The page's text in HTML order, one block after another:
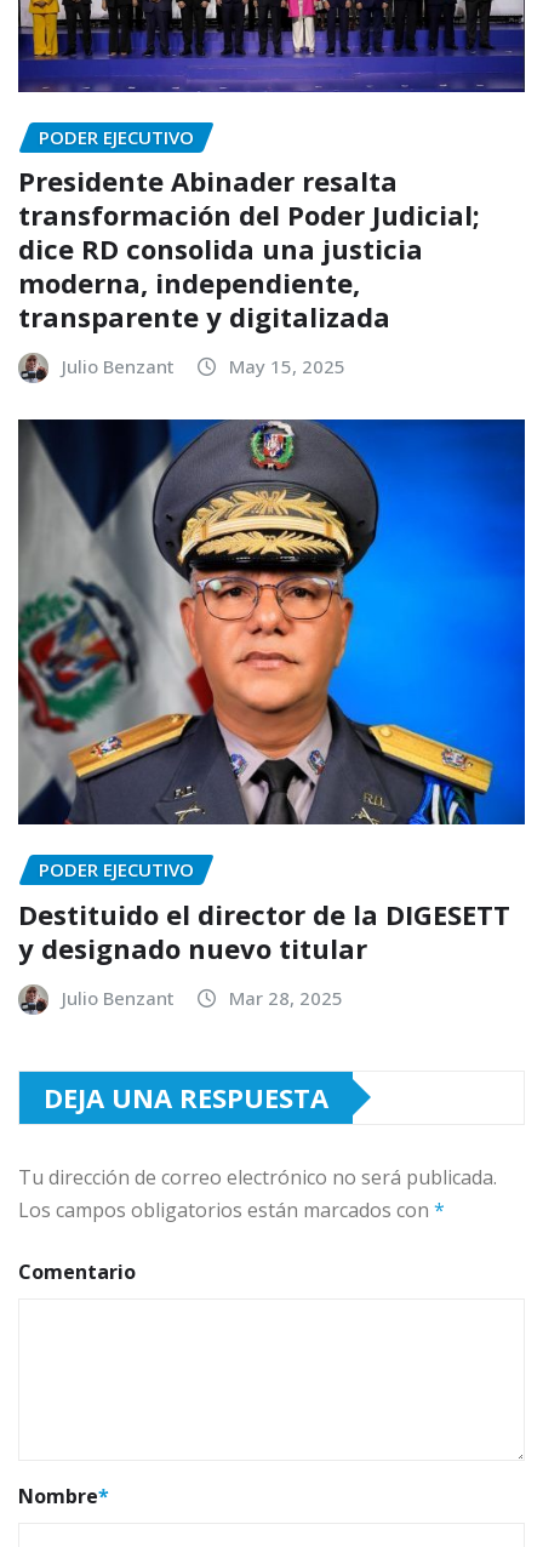
PODER EJECUTIVO
Presidente Abinader resalta
transformación del Poder Judicial;
dice RD consolida una justicia
moderna, independiente,
transparente y digitalizada
Julio Benzant May 15, 2025
PODER EJECUTIVO
Destituido el director de la DIGESETT
y designado nuevo titular
Julio Benzant Mar 28, 2025
DEJA UNA RESPUESTA
Tu dirección de correo electrónico no será publicada.
Los campos obligatorios están marcados con *
Comentario
Nombre*